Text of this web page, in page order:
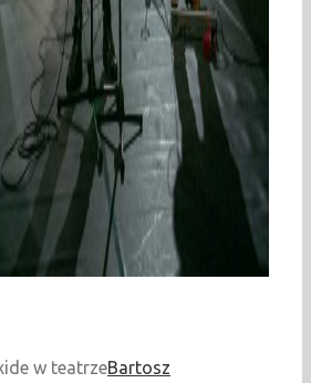
w teatrzeBartosz